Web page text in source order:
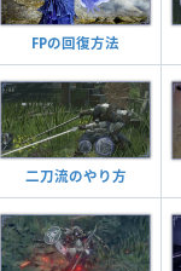
FPの回復方法
二刀流のやり方